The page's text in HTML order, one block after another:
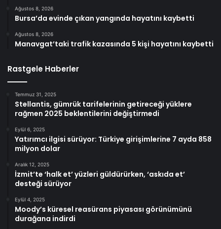
Ağustos 8, 2026
Bursa’da evinde çıkan yangında hayatını kaybetti
Ağustos 8, 2026
Manavgat’taki trafik kazasında 5 kişi hayatını kaybetti
Rastgele Haberler
Temmuz 31, 2025
Stellantis, gümrük tarifelerinin getireceği yüklere
rağmen 2025 beklentilerini değiştirmedi
Eylül 6, 2025
Yatırımcı ilgisi sürüyor: Türkiye girişimlerine 7 ayda 858
milyon dolar
Aralık 12, 2025
İzmit’te ‘halk et’ yüzleri güldürürken, ‘askıda et’
desteği sürüyor
Eylül 4, 2025
Moody’s küresel reasürans piyasası görünümünü
durağana indirdi